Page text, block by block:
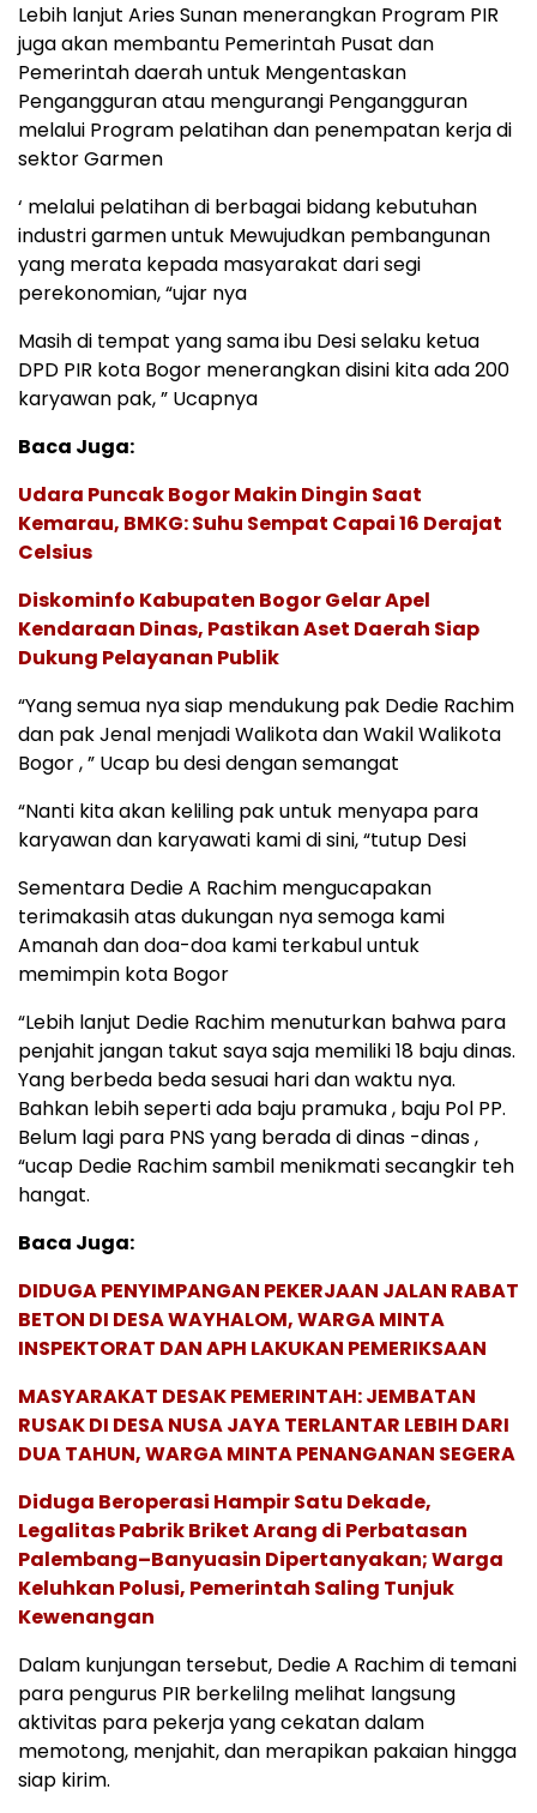
Lebih lanjut Aries Sunan menerangkan Program PIR
juga akan membantu Pemerintah Pusat dan
Pemerintah daerah untuk Mengentaskan
Pengangguran atau mengurangi Pengangguran
melalui Program pelatihan dan penempatan kerja di
sektor Garmen
‘ melalui pelatihan di berbagai bidang kebutuhan
industri garmen untuk Mewujudkan pembangunan
yang merata kepada masyarakat dari segi
perekonomian, “ujar nya
Masih di tempat yang sama ibu Desi selaku ketua
DPD PIR kota Bogor menerangkan disini kita ada 200
karyawan pak, ” Ucapnya
Baca Juga:
Udara Puncak Bogor Makin Dingin Saat
Kemarau, BMKG: Suhu Sempat Capai 16 Derajat
Celsius
Diskominfo Kabupaten Bogor Gelar Apel
Kendaraan Dinas, Pastikan Aset Daerah Siap
Dukung Pelayanan Publik
“Yang semua nya siap mendukung pak Dedie Rachim
dan pak Jenal menjadi Walikota dan Wakil Walikota
Bogor , ” Ucap bu desi dengan semangat
“Nanti kita akan keliling pak untuk menyapa para
karyawan dan karyawati kami di sini, “tutup Desi
Sementara Dedie A Rachim mengucapakan
terimakasih atas dukungan nya semoga kami
Amanah dan doa-doa kami terkabul untuk
memimpin kota Bogor
“Lebih lanjut Dedie Rachim menuturkan bahwa para
penjahit jangan takut saya saja memiliki 18 baju dinas.
Yang berbeda beda sesuai hari dan waktu nya.
Bahkan lebih seperti ada baju pramuka , baju Pol PP.
Belum lagi para PNS yang berada di dinas -dinas ,
“ucap Dedie Rachim sambil menikmati secangkir teh
hangat.
Baca Juga:
DIDUGA PENYIMPANGAN PEKERJAAN JALAN RABAT
BETON DI DESA WAYHALOM, WARGA MINTA
INSPEKTORAT DAN APH LAKUKAN PEMERIKSAAN
MASYARAKAT DESAK PEMERINTAH: JEMBATAN
RUSAK DI DESA NUSA JAYA TERLANTAR LEBIH DARI
DUA TAHUN, WARGA MINTA PENANGANAN SEGERA
Diduga Beroperasi Hampir Satu Dekade,
Legalitas Pabrik Briket Arang di Perbatasan
Palembang–Banyuasin Dipertanyakan; Warga
Keluhkan Polusi, Pemerintah Saling Tunjuk
Kewenangan
Dalam kunjungan tersebut, Dedie A Rachim di temani
para pengurus PIR berkelilng melihat langsung
aktivitas para pekerja yang cekatan dalam
memotong, menjahit, dan merapikan pakaian hingga
siap kirim.